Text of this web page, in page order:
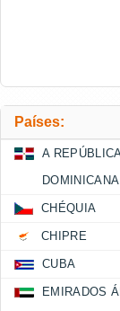
Países:
A
DOMINICANA
CHÉQUIA
CHIPRE
CUBA
EMIRADOS